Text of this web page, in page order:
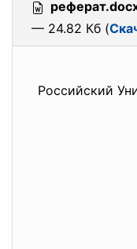
— 24.82 Кб (
Российский